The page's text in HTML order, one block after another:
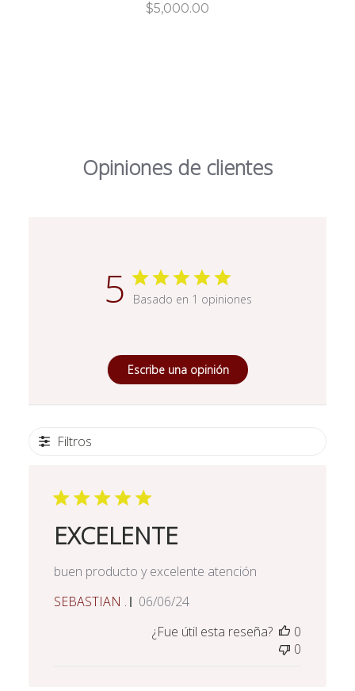
$5,000.00
Opiniones de clientes
5 Basado en 1 opiniones
Escribe una opinión
Filtros
EXCELENTE
buen producto y excelente atención
SEBASTIAN .
Fecha
publicación
06/06/24
¿Fue útil esta reseña?
0
0